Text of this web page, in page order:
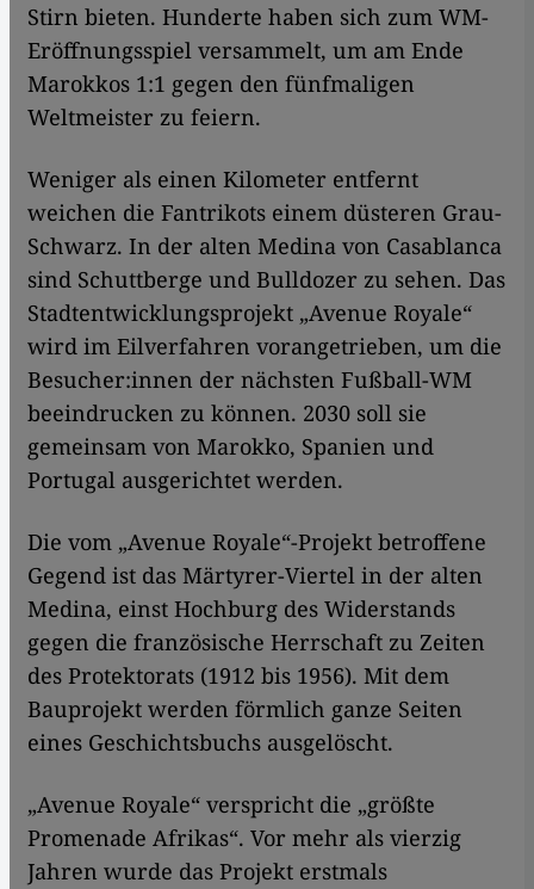
Stirn bieten. Hunderte haben sich zum WM-
Eröffnungsspiel versammelt, um am Ende
Marokkos 1:1 gegen den fünfmaligen
Weltmeister zu feiern.
Weniger als einen Kilometer entfernt
weichen die Fantrikots einem düsteren Grau-
Schwarz. In der alten Medina von Casablanca
sind Schuttberge und Bulldozer zu sehen. Das
Stadtentwicklungsprojekt „Avenue Royale“
wird im Eilverfahren vorangetrieben, um die
Besucher:innen der nächsten Fußball-WM
beeindrucken zu können. 2030 soll sie
gemeinsam von Marokko, Spanien und
Portugal ausgerichtet werden.
Die vom „Avenue Royale“-Projekt betroffene
Gegend ist das Märtyrer-Viertel in der alten
Medina, einst Hochburg des Widerstands
gegen die französische Herrschaft zu Zeiten
des Protektorats (1912 bis 1956). Mit dem
Bauprojekt werden förmlich ganze Seiten
eines Geschichtsbuchs ausgelöscht.
„Avenue Royale“ verspricht die „größte
Promenade Afrikas“. Vor mehr als vierzig
Jahren wurde das Projekt erstmals